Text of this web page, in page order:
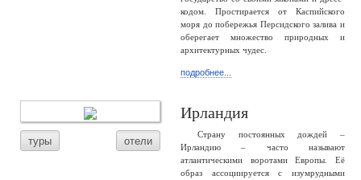
кодом. Простирается от Каспийского
моря до побережья Персидского залива и
оберегает множество природных и
архитектурных чудес.
подробнее...
туры отели
Ирландия
Страну постоянных дождей –
Ирландию – часто называют
атлантическими воротами Европы. Её
образ ассоциируется с изумрудными